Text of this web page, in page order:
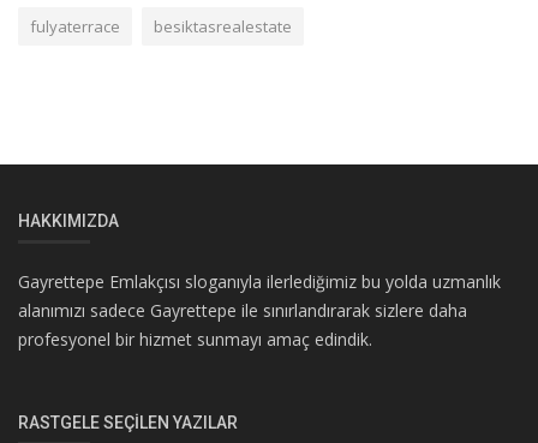
fulyaterrace besiktasrealestate
HAKKIMIZDA
Gayrettepe Emlakçısı sloganıyla ilerlediğimiz bu yolda uzmanlık
alanımızı sadece Gayrettepe ile sınırlandırarak sizlere daha
profesyonel bir hizmet sunmayı amaç edindik.
RASTGELE SEÇILEN YAZILAR